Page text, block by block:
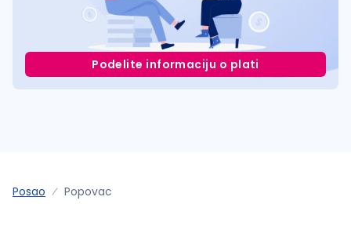
Podelite informaciju o plati
Posao Popovac